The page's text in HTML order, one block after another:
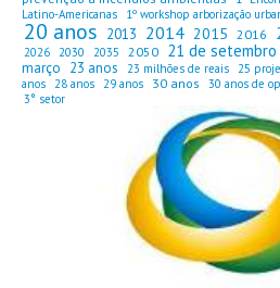
Latino-Americanas
1º workshop arborização
20 anos 2013 2014 2015 2016
2026
2030 2035 2050 21 de setembro
março 23 anos 23 milhões de reais 25
anos
28 anos 29 anos 30 anos 30 anos de
3° setor